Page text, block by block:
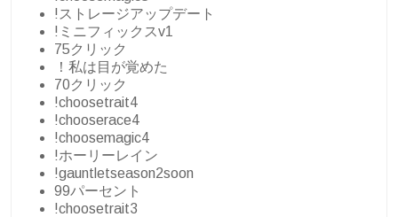
!ストレージアップデート
!ミニフィックスv1
75クリック
！私は目が覚めた
70クリック
!choosetrait4
!chooserace4
!choosemagic4
!ホーリーレイン
!gauntletseason2soon
99パーセント
!choosetrait3